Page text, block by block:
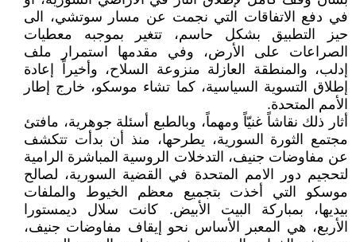
في دفع الاتفاقات التي نجمت عن مسار سوتشي، الى
حيز التطبيق بشكل حاسم، تتغير بموجبه معطيات
الصراعات على الأرض، وفي مقدمها استمرار ملف
إدلب، والمنطقة العازلة منزوعة السلاح، وأخيراً إعادة
إطلاق التسوية السياسية، كما تشاء موسكو، خارج إطار
الأمم المتحدة.
أثار ذلك نقاشاً غنيّاً ومهماً، وبالطبع أسئلة جوهرية، مافتئ
مجتمع الثورة السورية، يطرحها، منذ أن بدأت تتكشف
عن مفاوضات جنيف، التدخلات الروسية المباشرة الرامية
لتحجيم دور الامم المتحدة في القضية السورية، لصالح
موسكو التي أخذت بتجميع معظم الخيوط والملفات
بيديها، بمباركة البيت الأبيض. كانت سلال ديمستورا
الأربع، هي المعبر الأساس نحو إيقاف مفاوضات جنيف،